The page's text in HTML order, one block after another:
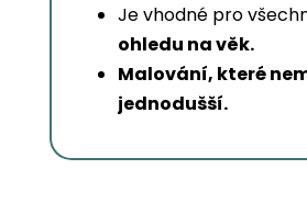
Je vhodné pro
ohledu na věk.
Malování, které
jednodušší.